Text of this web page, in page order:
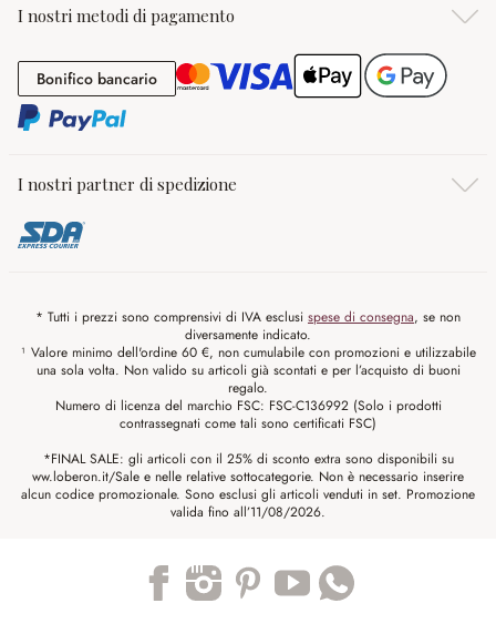
I nostri metodi di pagamento
Bonifico bancarioBonifico bancario
I nostri partner di spedizione
* Tutti i prezzi sono comprensivi di IVA esclusi spese di consegna, se non
diversamente indicato.
¹ Valore minimo dell'ordine 60 €, non cumulabile con promozioni e utilizzabile
una sola volta. Non valido su articoli già scontati e per l’acquisto di buoni
regalo.
Numero di licenza del marchio FSC: FSC-C136992 (Solo i prodotti
contrassegnati come tali sono certificati FSC)
*FINAL SALE: gli articoli con il 25% di sconto extra sono disponibili su
ww.loberon.it/Sale e nelle relative sottocategorie. Non è necessario inserire
alcun codice promozionale. Sono esclusi gli articoli venduti in set. Promozione
valida fino all’11/08/2026.